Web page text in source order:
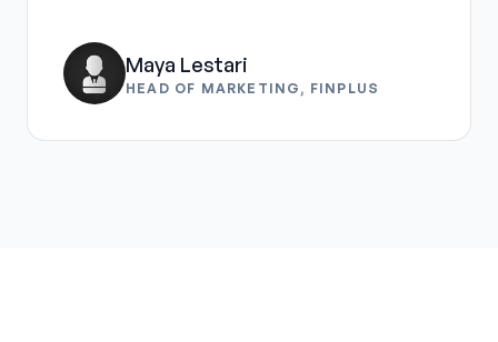
Maya Lestari
HEAD OF MARKETING, FINPLUS